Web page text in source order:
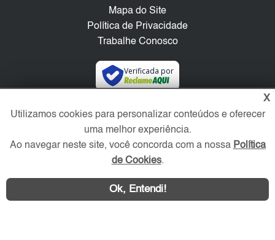
Mapa do Site
Política de Privacidade
Trabalhe Conosco
Verificada por
Redes Sociais
X
Utilizamos cookies para personalizar conteúdos e oferecer
uma melhor experiência.
Ao navegar neste site, você concorda com a nossa Política
de Cookies.
Ok, Entendi!